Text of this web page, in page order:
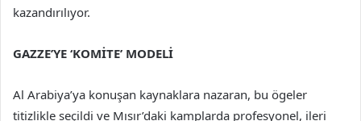
kazandırılıyor.
GAZZE’YE ‘KOMİTE’ MODELİ
Al Arabiya’ya konuşan kaynaklara nazaran, bu ögeler
titizlikle seçildi ve Mısır’daki kamplarda profesyonel, ileri